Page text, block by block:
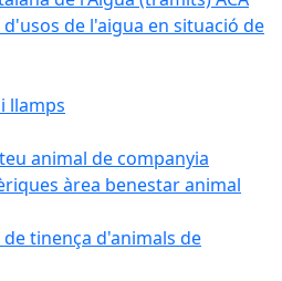
de l'aigua en situació de
llamps
animal de companyia
àrea benestar animal
tinença d'animals de